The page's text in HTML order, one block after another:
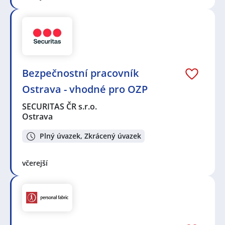
Bezpečnostní pracovník
Ostrava - vhodné pro OZP
SECURITAS ČR s.r.o.
Ostrava
Plný úvazek, Zkrácený úvazek
včerejší